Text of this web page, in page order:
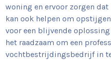
woning en ervoor zorgen
kan ook helpen om
voor een blijvende
het raadzaam om een
vochtbestrijdingsbedrijf in